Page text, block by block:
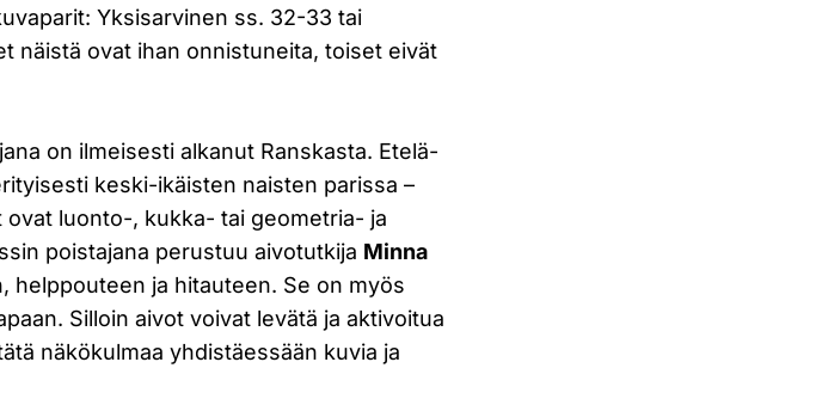
Yksisarvinen ss. 32-33 tai
näistä ovat ihan onnistuneita, toiset eivät
on ilmeisesti alkanut Ranskasta. Etelä-
keski-ikäisten naisten parissa –
luonto-, kukka- tai geometria- ja
poistajana perustuu aivotutkija Minna
helppouteen ja hitauteen. Se on myös
Silloin aivot voivat levätä ja aktivoitua
näkökulmaa yhdistäessään kuvia ja